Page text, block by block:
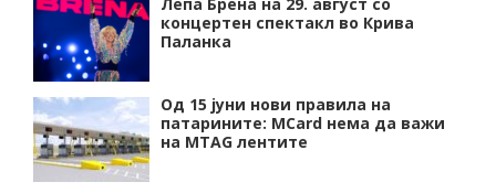
концертен спектакл во Крива
Паланка
Од 15 јуни нови правила на
патарините: MCard нема да важи
на MTAG лентите